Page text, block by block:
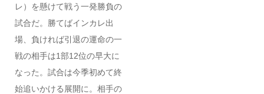
レ）を懸けて戦う一発勝負の
試合だ。勝てばインカレ出
場、負ければ引退の運命の一
戦の相手は1部12位の早大に
なった。試合は今季初めて終
始追いかける展開に。相手の